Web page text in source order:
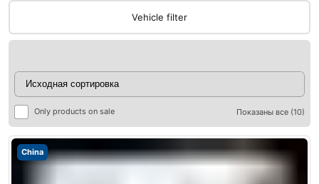
Vehicle filter
Only products on sale Показаны все (10)
China